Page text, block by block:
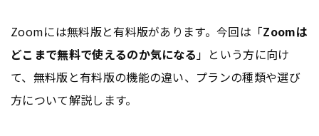
Zoomには無料版と有料版があります。今回は「Zoomは
どこまで無料で使えるのか気になる」という方に向け
て、無料版と有料版の機能の違い、プランの種類や選び
方について解説します。